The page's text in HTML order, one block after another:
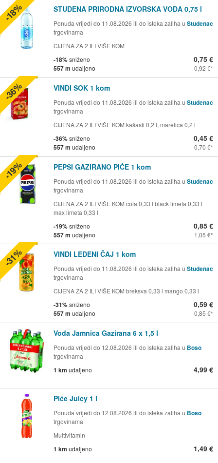
STUDENA PRIRODNA IZVORSKA VODA 0,75 l
Ponuda vrijedi do 11.08.2026 ili do isteka zaliha u Studenac
trgovinama
CIJENA ZA 2 ILI VIŠE KOM
-18%sniženo
557 m udaljeno
0,75 €
0,92 €
-18%
VINDI SOK 1 kom
Ponuda vrijedi do 11.08.2026 ili do isteka zaliha u Studenac
trgovinama
CIJENA ZA 2 ILI VIŠE KOM kašasti 0,2 l, marelica 0,2 l
-36%sniženo
557 m udaljeno
0,45 €
0,70 €
-36%
PEPSI GAZIRANO PIĆE 1 kom
Ponuda vrijedi do 11.08.2026 ili do isteka zaliha u Studenac
trgovinama
CIJENA ZA 2 ILI VIŠE KOM cola 0,33 l black limeta 0,33 l
max limeta 0,33 l
-19%sniženo
557 m udaljeno
0,85 €
1,05 €
-19%
VINDI LEDENI ČAJ 1 kom
Ponuda vrijedi do 11.08.2026 ili do isteka zaliha u Studenac
trgovinama
CIJENA ZA 2 ILI VIŠE KOM breksva 0,33 l mango 0,33 l
-31%sniženo
557 m udaljeno
0,59 €
0,85 €
-31%
Voda Jamnica Gazirana 6 x 1,5 l
Ponuda vrijedi do 12.08.2026 ili do isteka zaliha u Boso
trgovinama
1 km udaljeno 4,99 €
Piće Juicy 1 l
Ponuda vrijedi do 12.08.2026 ili do isteka zaliha u Boso
trgovinama
Multivitamin
1 km udaljeno 1,49 €